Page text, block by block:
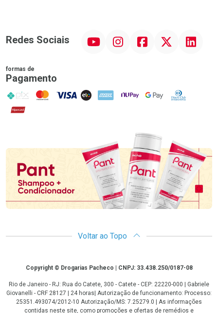
Redes Sociais InstagramFacebook Linkedin
formas de
Pagamento
PIX MasterCard
VISA ELO AMEX NuPay Google PayDiners Club
Hipercard
Promoção em Destaque
Voltar ao Topo
CopyrightCopyright © Drogarias Pacheco | CNPJ: 33.438.250/0187-08
Rio de Janeiro - RJ: Rua do Catete, 300 - Catete - CEP: 22220-000 | Gabriele
Giovanelli - CRF 28127 | 24 horas| Autorização de funcionamento: Processo:
25351.493074/2012-10 Autorização/MS: 7.25279.0 | As informações
contidas neste site, como promoções e ofertas de remédios e